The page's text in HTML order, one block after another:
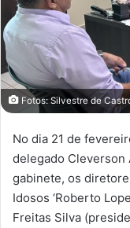
Fotos: Silvestre de
No dia 21 de
delegado Cleverson
gabinete, os
Idosos ‘Roberto
Freitas Silva